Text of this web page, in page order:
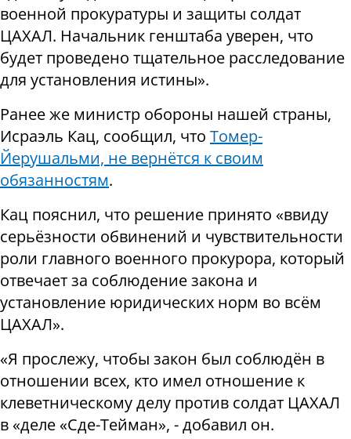
военной прокуратуры и защиты солдат
ЦАХАЛ. Начальник генштаба уверен, что
будет проведено тщательное расследование
для установления истины».
Ранее же министр обороны нашей страны,
Исраэль Кац, сообщил, что Томер-
Йерушальми, не вернётся к своим
обязанностям.
Кац пояснил, что решение принято «ввиду
серьёзности обвинений и чувствительности
роли главного военного прокурора, который
отвечает за соблюдение закона и
установление юридических норм во всём
ЦАХАЛ».
«Я прослежу, чтобы закон был соблюдён в
отношении всех, кто имел отношение к
клеветническому делу против солдат ЦАХАЛ
в «деле «Сде-Тейман», - добавил он.